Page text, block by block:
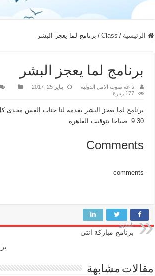
الرئيسية /
Class
/ برنامج لما يعجز البشر
برنامج لما يعجز البشر
اذاعة صوت الامل الدولية يناير 25, 2017
177 زيارة
برنامج لما يعجز البشر يقدمة لنا جناب القس مجدى
9:30 صباحا بتوقيت القاهرة
Comments
comments
السابق
برنامج مباركة انتى
مقالات مشابهة